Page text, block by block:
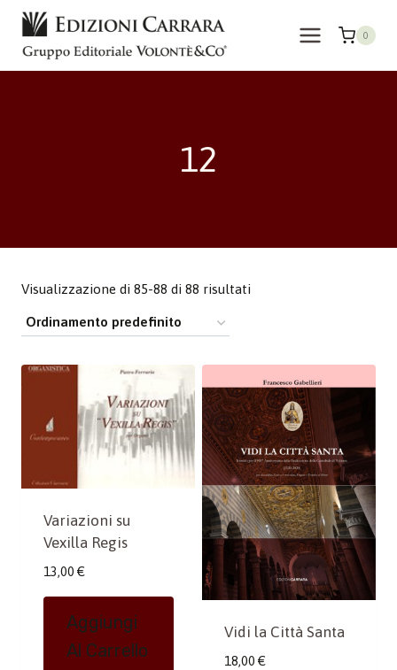
Salta
contenuto
0
12
Visualizzazione di 85-88 di 88 risultati
Variazioni su
Vexilla Regis
13,00 €
Aggiungi
Al Carrello
Vidi la Città Santa
18,00 €